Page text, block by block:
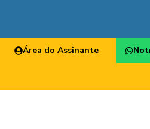
Área do Assinante